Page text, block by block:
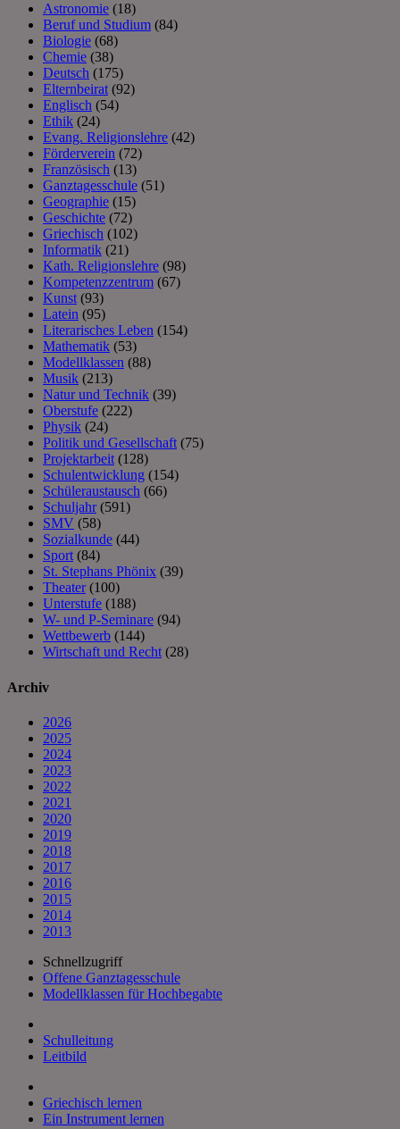
Astronomie (18)
Beruf und Studium (84)
Biologie (68)
Chemie (38)
Deutsch (175)
Elternbeirat (92)
Englisch (54)
Ethik (24)
Evang. Religionslehre (42)
Förderverein (72)
Französisch (13)
Ganztagesschule (51)
Geographie (15)
Geschichte (72)
Griechisch (102)
Informatik (21)
Kath. Religionslehre (98)
Kompetenzzentrum (67)
Kunst (93)
Latein (95)
Literarisches Leben (154)
Mathematik (53)
Modellklassen (88)
Musik (213)
Natur und Technik (39)
Oberstufe (222)
Physik (24)
Politik und Gesellschaft (75)
Projektarbeit (128)
Schulentwicklung (154)
Schüleraustausch (66)
Schuljahr (591)
SMV (58)
Sozialkunde (44)
Sport (84)
St. Stephans Phönix (39)
Theater (100)
Unterstufe (188)
W- und P-Seminare (94)
Wettbewerb (144)
Wirtschaft und Recht (28)
Archiv
2026
2025
2024
2023
2022
2021
2020
2019
2018
2017
2016
2015
2014
2013
Schnellzugriff
Offene Ganztagesschule
Modellklassen für Hochbegabte
Schulleitung
Leitbild
Griechisch lernen
Ein Instrument lernen